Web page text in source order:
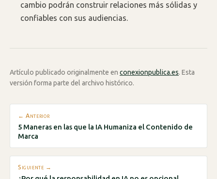
cambio podrán construir relaciones más sólidas y
confiables con sus audiencias.
Artículo publicado originalmente en conexionpublica.es. Esta
versión forma parte del archivo histórico.
← Anterior
5 Maneras en las que la IA Humaniza el Contenido de
Marca
Siguiente →